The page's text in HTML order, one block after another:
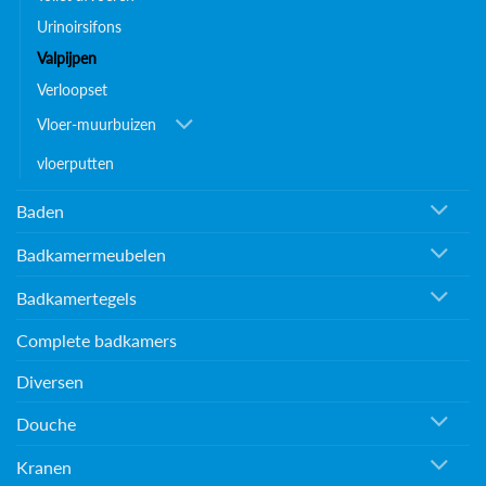
Urinoirsifons
Valpijpen
Verloopset
Vloer-muurbuizen
vloerputten
Baden
Badkamermeubelen
Badkamertegels
Complete badkamers
Diversen
Douche
Kranen